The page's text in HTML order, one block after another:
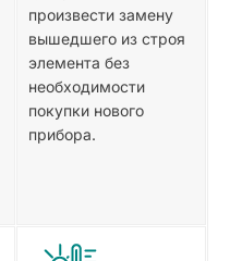
произвести замену
вышедшего из строя
элемента без
необходимости
покупки нового
прибора.